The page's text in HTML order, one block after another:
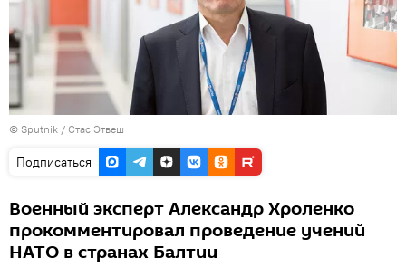
© Sputnik / Стас Этвеш
Подписаться
Военный эксперт Александр Хроленко
прокомментировал проведение учений
НАТО в странах Балтии